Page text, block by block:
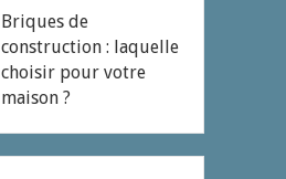
Briques de
construction : laquelle
choisir pour votre
maison ?